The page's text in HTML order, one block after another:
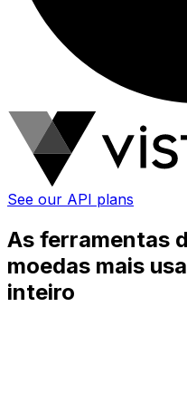
See our API plans
As ferramentas
moedas mais
inteiro